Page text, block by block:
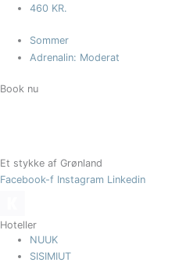
460 KR.
Sommer
Adrenalin: Moderat
Book nu
Et stykke af Grønland
Facebook-f Instagram Linkedin
Hoteller
NUUK
SISIMIUT